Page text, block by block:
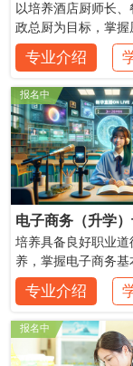
以培养酒店厨师长
政总厨为目标，掌握
餐饮经营知识，能
川湘菜、市场流行
高档宴席制作。
专业介绍
报名中
电子商务（升学
培养具备良好职业
养，掌握电子商务基
络营销、网店运营
短视频制作等技能
饪文化和食品知识
才。
专业介绍
报名中